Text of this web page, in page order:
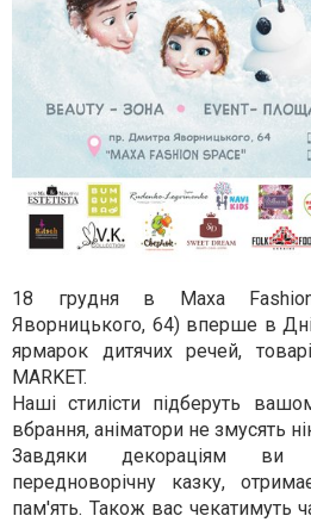
18 грудня в Мaxa
Яворницького, 64) вперше в
ярмарок дитячих речей,
MARKET.
Наші стилісти підберуть
вбрання, аніматори не змусять
Завдяки декораціям ви
передноворічну казку,
пам'ять. Також вас чекатимуть